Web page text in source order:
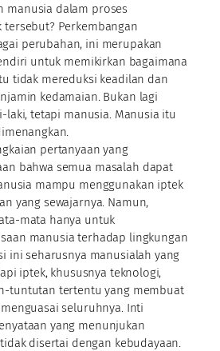
manusia dalam proses
Perkembangan
perubahan, ini merupakan
untuk memikirkan bagaimana
tidak mereduksi keadilan dan
kedamaian. Bukan lagi
laki, tetapi manusia. Manusia itu
pertanyaan yang
bahwa semua masalah dapat
mampu menggunakan iptek
yang sewajarnya. Namun,
mata hanya untuk
manusia terhadap lingkungan
ini seharusnya manusialah yang
iptek, khususnya teknologi,
tuntutan tertentu yang membuat
seluruhnya. Inti
yang menunjukan
disertai dengan kebudayaan.